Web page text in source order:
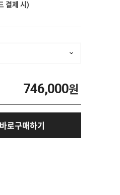
결제 시)
746,000원
바로구매하기